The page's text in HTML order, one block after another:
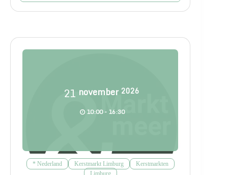
21 november 2026
10:00 - 16:30
* Nederland Kerstmarkt Limburg
Kerstmarkten
Limburg